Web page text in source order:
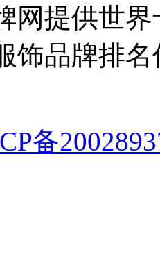
网提供世
饰品牌排
备